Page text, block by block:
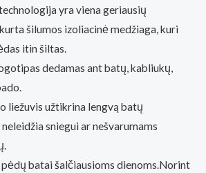
yra viena geriausių
šilumos izoliacinė medžiaga, kuri
itin šiltas.
dedamas ant batų, kabliukų,
liežuvis užtikrina lengvą batų
sniegui ar nešvarumams
pėdų batai šalčiausioms dienoms.Norint